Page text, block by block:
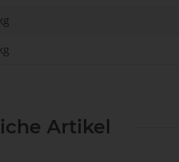
Artikel